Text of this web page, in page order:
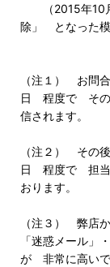
（2015年10月
除」 となった模
（注１） お問
日 程度で その
信されます。
（注２） その
日 程度で 担当
おります。
（注３） 弊店
「迷惑メール
が 非常に高いで